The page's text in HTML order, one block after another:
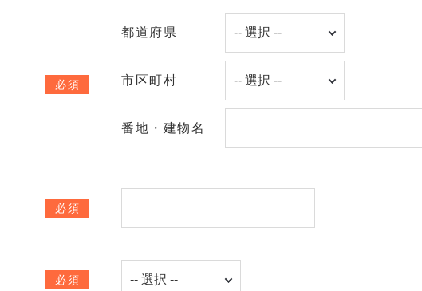
必須
都道府県
市区町村
番地・建物名
必須
必須